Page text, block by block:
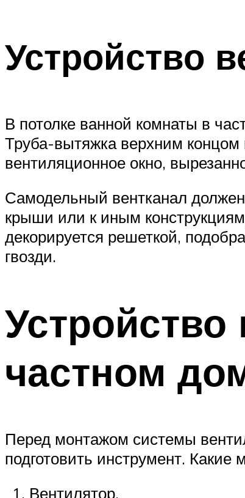
Устройство
В потолке ванной комнаты в
Труба-вытяжка верхним концом
вентиляционное окно,
Самодельный вентканал
крыши или к иным
декорируется решеткой,
гвозди.
частном
Перед монтажом системы
подготовить инструмент.
Вентилятор.